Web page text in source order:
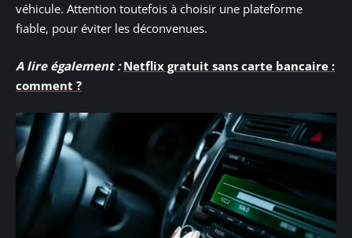
véhicule. Attention toutefois à choisir une plateforme
fiable, pour éviter les déconvenues.
A lire également : Netflix gratuit sans carte bancaire :
comment ?